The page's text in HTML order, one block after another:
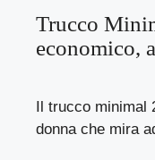
Trucco
economico,
Il trucco minimal
donna che mira